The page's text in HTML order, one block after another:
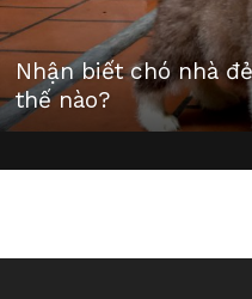
Nhận biết chó nhà
thế nào?